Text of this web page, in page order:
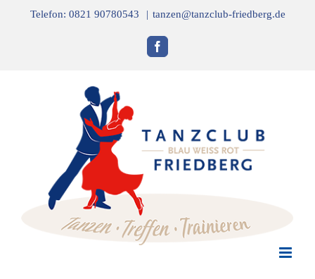
Telefon: 0821 90780543 | tanzen@tanzclub-friedberg.de
Facebook